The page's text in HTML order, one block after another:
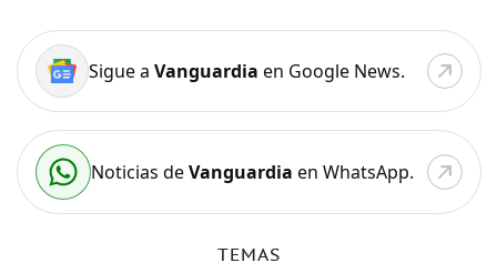
Sigue a Vanguardia en Google News.
Noticias deVanguardia en WhatsApp.
TEMAS